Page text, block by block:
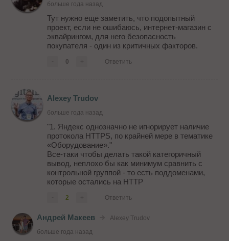
больше года назад
Тут нужно еще заметить, что подопытный
проект, если не ошибаюсь, интернет-магазин с
эквайрингом, для него безопасность
покупателя - один из критичных факторов.
0 Ответить
Alexey Trudov
больше года назад
"1. Яндекс однозначно не игнорирует наличие
протокола HTTPS, по крайней мере в тематике
«Оборудование»."
Все-таки чтобы делать такой категоричный
вывод, неплохо бы как минимум сравнить с
контрольной группой - то есть поддоменами,
которые остались на HTTP
2 Ответить
Андрей Макеев
Alexey Trudov
больше года назад